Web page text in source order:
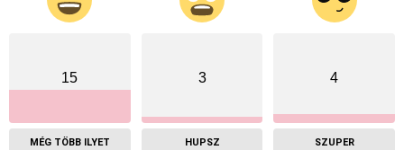
15
MÉG TÖBB ILYET
3
HUPSZ
4
SZUPER